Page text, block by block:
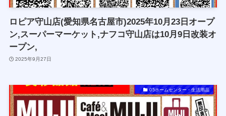
ロピア守山店(愛知県名古屋市)2025年10月23日オープ
ン,スーパーマーケット,ナフコ守山店は10月9日改装オ
ープン,
2025年9月27日
05ホームセンター・生活用品